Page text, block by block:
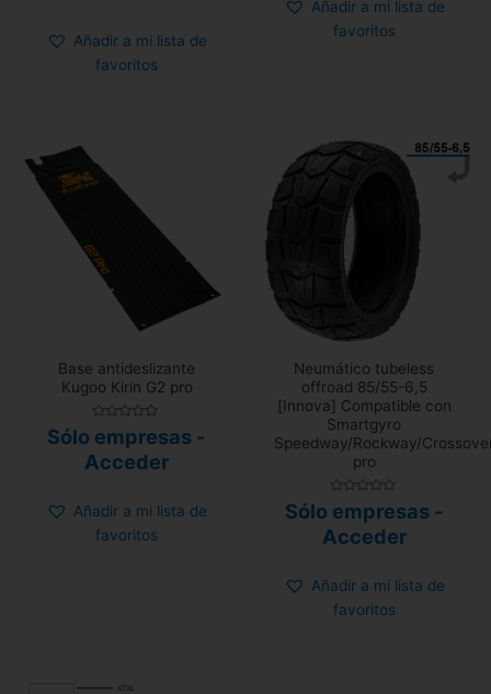
Añadir a mi lista de
favoritos
Añadir a mi lista de
favoritos
Base antideslizante
Kugoo Kirin G2 pro
con
0
de
Sólo empresas -
Acceder
Añadir a mi lista de
favoritos
Neumático tubeless
offroad 85/55-6,5
[Innova] Compatible con
Smartgyro
Speedway/Rockway/
pro
con
0
de
Sólo empresas -
Acceder
Añadir a mi lista de
favoritos